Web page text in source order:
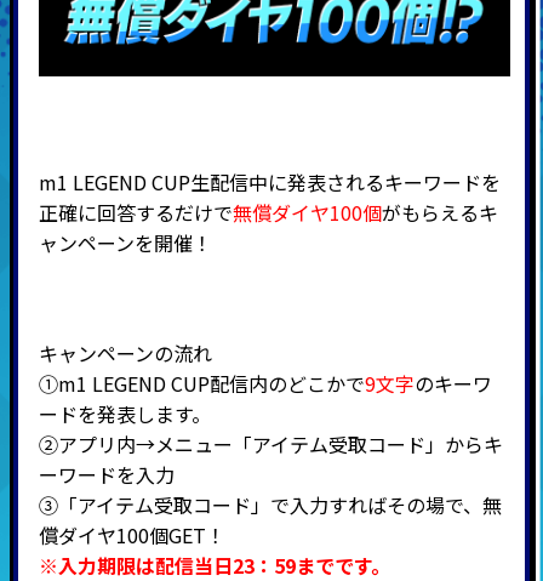
m1 LEGEND CUP生配信中に発表されるキーワードを
正確に回答するだけで無償ダイヤ100個がもらえるキ
ャンペーンを開催！
キャンペーンの流れ
①m1 LEGEND CUP配信内のどこかで9文字のキーワ
ードを発表します。
②アプリ内→メニュー「アイテム受取コード」からキ
ーワードを入力
③「アイテム受取コード」で入力すればその場で、無
償ダイヤ100個GET！
※入力期限は配信当日23：59までです。